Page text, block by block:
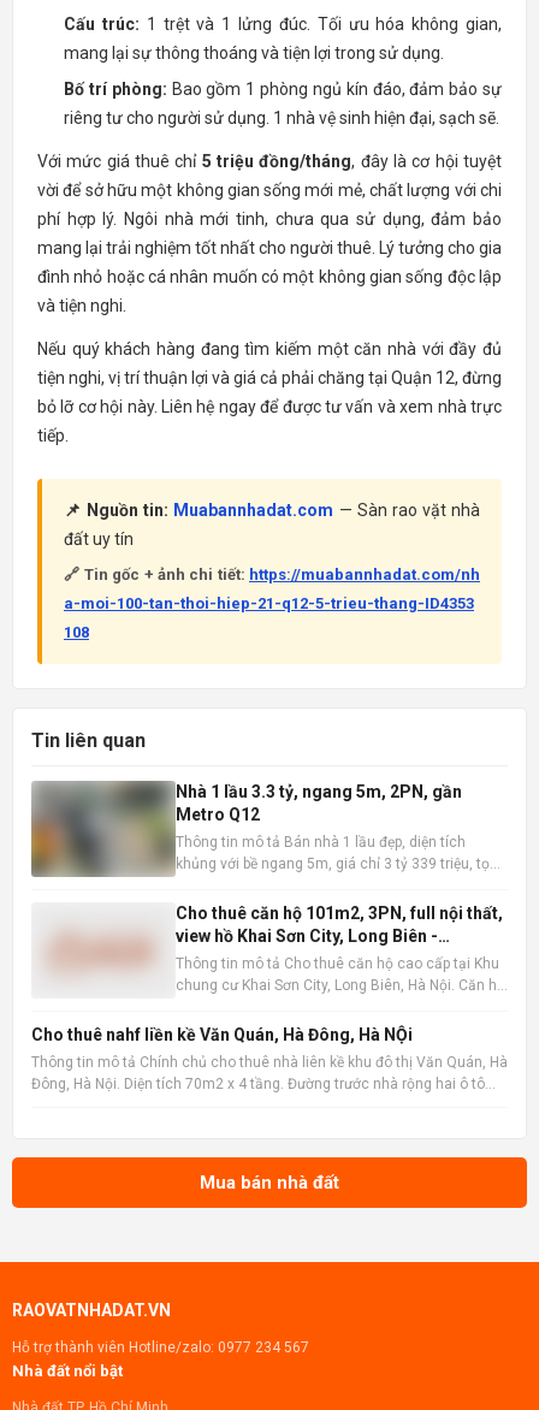
Cấu trúc: 1 trệt và 1 lửng đúc. Tối ưu hóa không gian,
mang lại sự thông thoáng và tiện lợi trong sử dụng.
Bố trí phòng: Bao gồm 1 phòng ngủ kín đáo, đảm bảo sự
riêng tư cho người sử dụng. 1 nhà vệ sinh hiện đại, sạch sẽ.
Với mức giá thuê chỉ 5 triệu đồng/tháng, đây là cơ hội tuyệt
vời để sở hữu một không gian sống mới mẻ, chất lượng với chi
phí hợp lý. Ngôi nhà mới tinh, chưa qua sử dụng, đảm bảo
mang lại trải nghiệm tốt nhất cho người thuê. Lý tưởng cho gia
đình nhỏ hoặc cá nhân muốn có một không gian sống độc lập
và tiện nghi.
Nếu quý khách hàng đang tìm kiếm một căn nhà với đầy đủ
tiện nghi, vị trí thuận lợi và giá cả phải chăng tại Quận 12, đừng
bỏ lỡ cơ hội này. Liên hệ ngay để được tư vấn và xem nhà trực
tiếp.
📌 Nguồn tin: Muabannhadat.com — Sàn rao vặt nhà
đất uy tín
🔗 Tin gốc + ảnh chi tiết: https://muabannhadat.com/nh
a-moi-100-tan-thoi-hiep-21-q12-5-trieu-thang-ID4353
108
Tin liên quan
Nhà 1 lầu 3.3 tỷ, ngang 5m, 2PN, gần
Metro Q12
Thông tin mô tả Bán nhà 1 lầu đẹp, diện tích
khủng với bề ngang 5m, giá chỉ 3 tỷ 339 triệu, tọa
Thông tin chi tiết: Giá bán: 3 tỷ 339 triệu đồng.
Diện tích: Kích thước 5,1m x 8,5m, diện tích công
Cho thuê căn hộ 101m2, 3PN, full nội thất,
view hồ Khai Sơn City, Long Biên -
16tr/tháng
Thông tin mô tả Cho thuê căn hộ cao cấp tại Khu
chung cư Khai Sơn City, Long Biên, Hà Nội. Căn hộ
đãng ra hồ điều hòa, mang đến không gian sống
101m2 ,
Cho thuê nahf liền kề Văn Quán, Hà Đông, Hà NỘi
Thông tin mô tả Chính chủ cho thuê nhà liên kề khu đô thị Văn Quán, Hà
Đông, Hà Nội. Diện tích 70m2 x 4 tầng. Đường trước nhà rộng hai ô tô
Mua bán nhà đất
RAOVATNHADAT.VN
Hỗ trợ thành viên Hotline/zalo: 0977 234 567
Nhà đất nổi bật